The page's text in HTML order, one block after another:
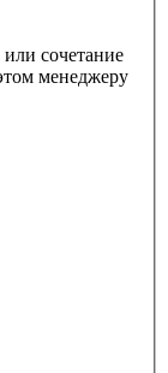
сочетание
менеджеру